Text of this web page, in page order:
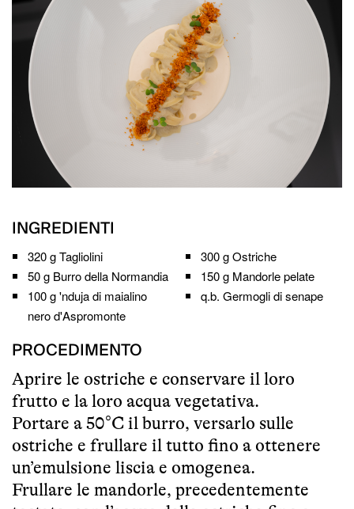
INGREDIENTI
320 gTagliolini 300 gOstriche
50 g Burro della Normandia 150 g Mandorle pelate
100 g'nduja di maialino
nero d'Aspromonte
q.b. Germogli di senape
PROCEDIMENTO
Aprire le ostriche e conservare il loro
frutto e la loro acqua vegetativa.
Portare a 50°C il burro, versarlo sulle
ostriche e frullare il tutto fino a ottenere
un’emulsione liscia e omogenea.
Frullare le mandorle, precedentemente